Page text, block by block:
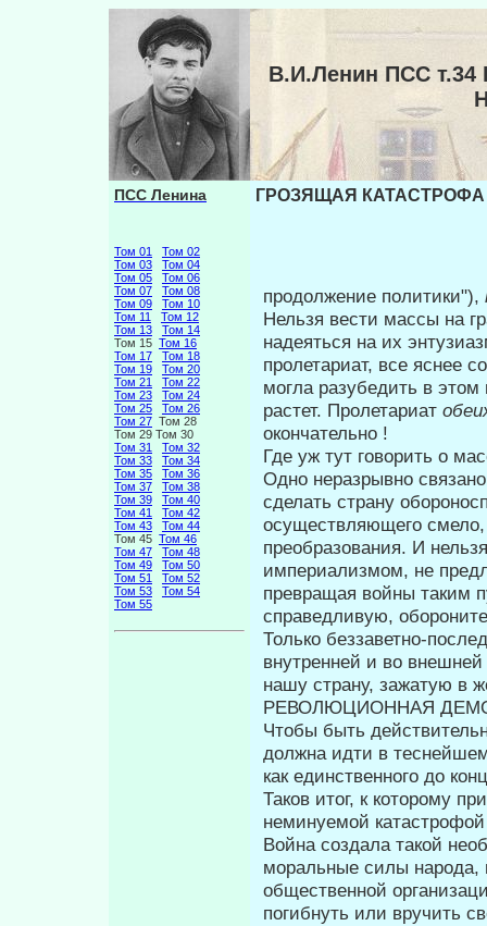
В.И.Ленин ПСС
ПСС Ленина
Том 01
Том 02
Том 03
Том 04
Том 05
Том 06
Том 07
Том 08
Том 09
Том 10
Том 11
Том 12
Том 13
Том 14
Том 15 Том 16
Том 17
Том 18
Том 19
Том 20
Том 21
Том 22
Том 23
Том 24
Том 25
Том 26
Том 27 Том 28
Том 29 Том 30
Том 31
Том 32
Том 33
Том 34
Том 35
Том 36
Том 37
Том 38
Том 39
Том 40
Том 41
Том 42
Том 43
Том 44
Том 45 Том 46
Том 47
Том 48
Том 49
Том 50
Том 51
Том 52
Том 53
Том 54
Том 55
ГРОЗЯЩАЯ КАТАСТРОФА
продолжение политики"),
Нельзя вести массы на
надеяться на их
пролетариат, все яснее
могла разубедить в
растет. Пролетариат
окончательно !
Где уж тут говорить о
Одно неразрывно
сделать страну
осуществляющего смело,
преобразования. И
империализмом, не
превращая войны таким
справед­ливую,
Только беззаветно-
внутренней и во
нашу страну, зажатую в
РЕВОЛЮЦИОННАЯ
Чтобы быть
должна идти в
как единственного до
Таков итог, к которому
неминуемой
Война создала такой
моральные силы народа,
общественной
погибнуть или вручить